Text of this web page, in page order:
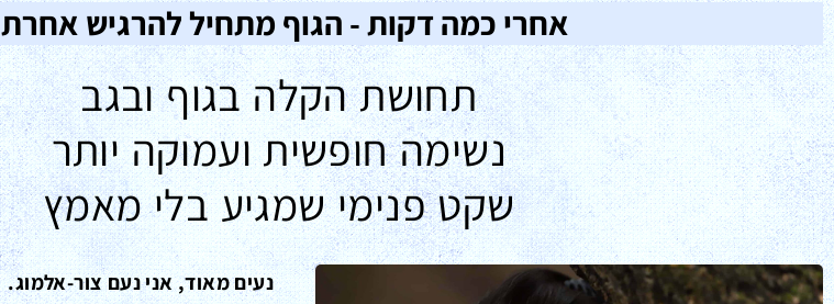
אחרי כמה דקות - הגוף מתחיל להרגיש אחרת
תחושת הקלה בגוף ובגב
נשימה חופשית ועמוקה יותר
שקט פנימי שמגיע בלי מאמץ
נעים מאוד, אני נעם צור-אלמוג.